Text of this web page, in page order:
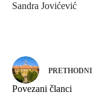
Sandra Jovićević
PRETHODNI
Povezani članci